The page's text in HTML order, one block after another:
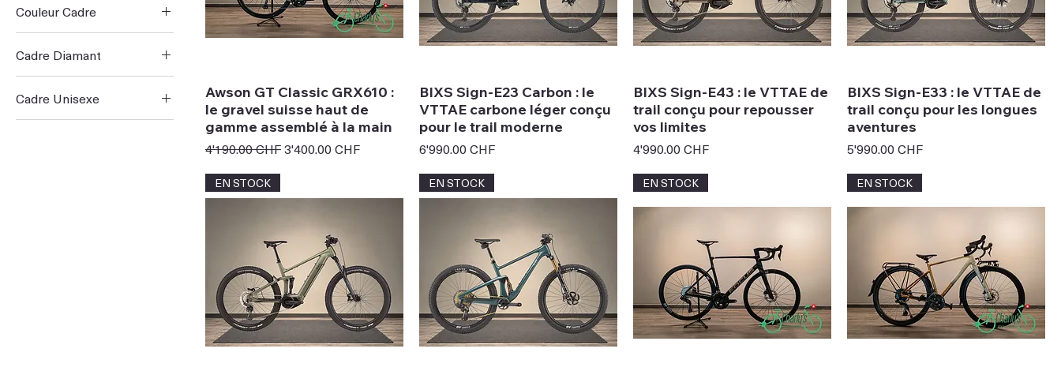
1 999 CHF 6 990 CHF
Couleur Cadre
Cadre Diamant
L
Cadre Unisexe
Awson GT Classic GRX610 :
le gravel suisse haut de
gamme assemblé à la main
Prix original
4'190.00 CHFPrix promotionnel
3'400.00 CHF
BIXS Sign-E23 Carbon : le
VTTAE carbone léger conçu
pour le trail moderne
Prix
6'990.00 CHF
BIXS Sign-E43 : le VTTAE de
trail conçu pour repousser
vos limites
Prix
4'990.00 CHF
BIXS Sign-E33 : le VTTAE de
trail conçu pour les longues
aventures
Prix
5'990.00 CHF
EN STOCK EN STOCK EN STOCK EN STOCK